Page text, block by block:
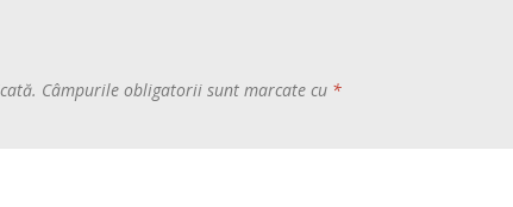
Câmpurile obligatorii sunt marcate cu *